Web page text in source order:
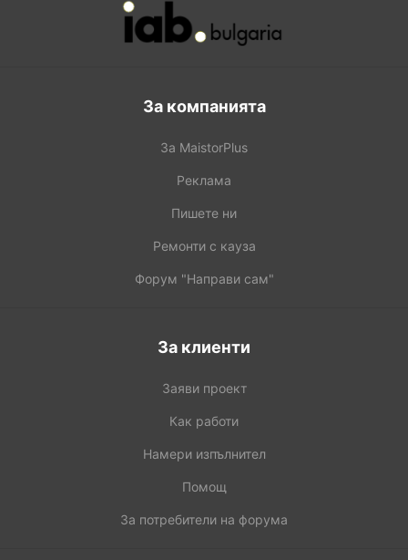
За компанията
За MaistorPlus
Реклама
Пишете ни
Ремонти с кауза
Форум "Направи сам"
За клиенти
Заяви проект
Как работи
Намери изпълнител
Помощ
За потребители на форума